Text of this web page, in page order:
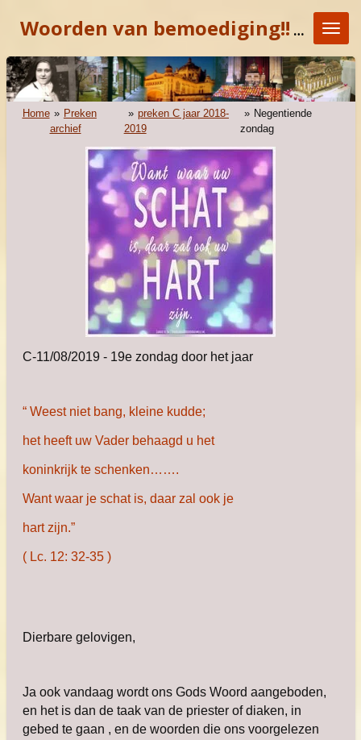
direct
de
hoofdinhoud
Woorden van bemoediging!!"KOM
Home » Preken
archief
» preken C jaar 2018-
2019
» Negentiende
zondag
C-11/08/2019 - 19e zondag door het jaar
“ Weest niet bang, kleine kudde;
het heeft uw Vader behaagd u het
koninkrijk te schenken…….
Want waar je schat is, daar zal ook je
hart zijn.”
( Lc. 12: 32-35 )
Dierbare gelovigen,
Ja ook vandaag wordt ons Gods Woord aangeboden,
en het is dan de taak van de priester of diaken, in
gebed te gaan , en de woorden die ons voorgelezen